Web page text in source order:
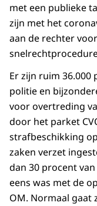
met een publieke
zijn met het
aan de rechter
Er zijn ruim
politie en
voor overtreding
door het parket
strafbeschikking
zaken verzet
dan 30 procent
eens was met de
OM. Normaal gaat